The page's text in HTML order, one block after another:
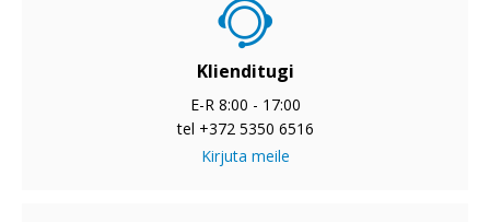
Klienditugi
E-R 8:00 - 17:00
tel +372 5350 6516
Kirjuta meile